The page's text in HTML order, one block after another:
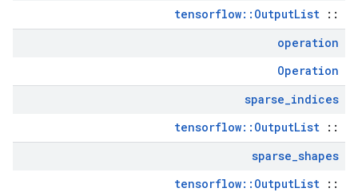
::
tensorflow::OutputList
operation
Operation
sparse_indices
::
tensorflow::OutputList
sparse_shapes
::
tensorflow::OutputList